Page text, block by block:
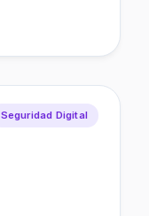
Seguridad Digital